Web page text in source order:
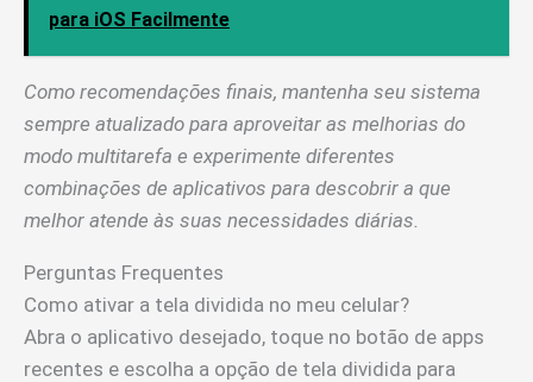
para iOS Facilmente
Como recomendações finais, mantenha seu sistema
sempre atualizado para aproveitar as melhorias do
modo multitarefa e experimente diferentes
combinações de aplicativos para descobrir a que
melhor atende às suas necessidades diárias.
Perguntas Frequentes
Como ativar a tela dividida no meu celular?
Abra o aplicativo desejado, toque no botão de apps
recentes e escolha a opção de tela dividida para